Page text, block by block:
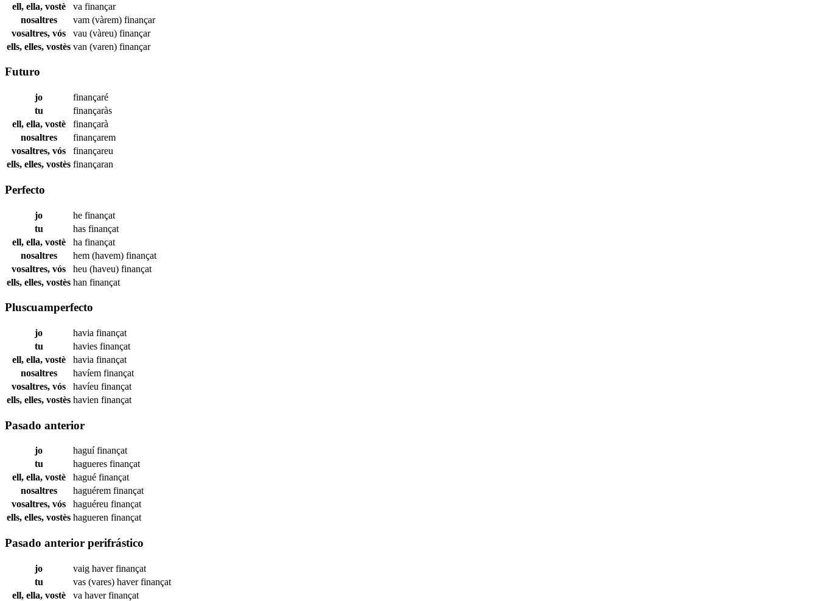
ell, ella, vostè
va finançar
nosaltres
vam (vàrem) finançar
vosaltres, vós
vau (vàreu) finançar
ells, elles, vostès van (varen) finançar
Futuro
jo
finançaré
tu
finançaràs
ell, ella, vostè
finançarà
nosaltres
finançarem
vosaltres, vós
finançareu
ells, elles, vostès finançaran
Perfecto
jo he finançat
tu
has finançat
ell, ella, vostè
ha finançat
nosaltres
hem (havem) finançat
vosaltres, vós
heu (haveu) finançat
ells, elles, vostès han finançat
Pluscuamperfecto
jo havia finançat
tu
havies finançat
ell, ella, vostè
havia finançat
nosaltres
havíem finançat
vosaltres, vós
havíeu finançat
ells, elles, vostès havien finançat
Pasado anterior
jo haguífinançat
tu
hagueres finançat
ell, ella, vostè
hagué finançat
nosaltres
haguérem finançat
vosaltres, vós
haguéreu finançat
ells, elles, vostès hagueren finançat
Pasado anterior perifrástico
jo vaig haverfinançat
tu
vas (vares) haverfinançat
ell, ella, vostè
va haverfinançat